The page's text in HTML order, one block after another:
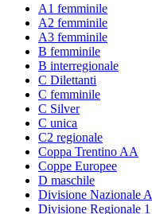
A1 femminile
A2 femminile
A3 femminile
B femminile
B interregionale
C Dilettanti
C femminile
C Silver
C unica
C2 regionale
Coppa Trentino AA
Coppe Europee
D maschile
Divisione Nazionale A
Divisione Regionale 1